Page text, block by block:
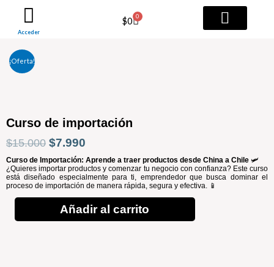
contenido
Acceder
$0 0
Cart
¡Oferta!
Curso de importación
$15.000 El
precio
original
$15.000.
$7.990
precio
actual
es:
$7.990.
Curso de Importación: Aprende a traer productos desde China a Chile 🛩️
¿Quieres importar productos y comenzar tu negocio con confianza? Este curso
está diseñado especialmente para ti, emprendedor que busca dominar el
proceso de importación de manera rápida, segura y efectiva. 📱
Añadir al carrito